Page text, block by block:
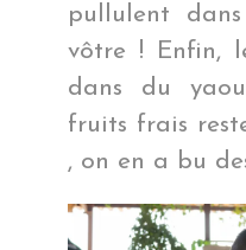
pullulent
vôtre ! Enfin,
dans du
fruits frais
, on en a bu